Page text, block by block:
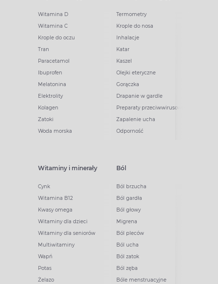
Witamina D
Witamina C
Krople do oczu
Tran
Paracetamol
Ibuprofen
Melatonina
Elektrolity
Kolagen
Zatoki
Woda morska
Termometry
Krople do nosa
Inhalacje
Katar
Kaszel
Olejki eteryczne
Gorączka
Drapanie w gardle
Preparaty przeciwwirusowe
Zapalenie ucha
Odporność
Witaminy i minerały
Cynk
Witamina B12
Kwasy omega
Witaminy dla dzieci
Witaminy dla seniorów
Multiwitaminy
Wapń
Potas
Żelazo
Ból
Ból brzucha
Ból gardła
Ból głowy
Migrena
Ból pleców
Ból ucha
Ból zatok
Ból zęba
Bóle menstruacyjne